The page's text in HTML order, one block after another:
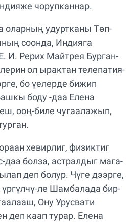
чорупканнар.
оларның удуртканы Төп-
соонда, Индияга
И. Рерих Майтрея Бурган-
ол ырактан телепатия-
бо үелерде бижип
боду -даа Елена
ооң-биле чугаалажып,
хевирлиг, физиктиг
даа болза, астралдыг мага-
деп болур. Чүге дээрге,
ле Шамбалада бир-
Ону Урусвати
деп каап турар. Елена